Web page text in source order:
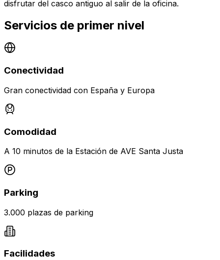
disfrutar del casco antiguo al salir de la oficina.
Servicios de primer nivel
Conectividad
Gran conectividad con España y Europa
Comodidad
A 10 minutos de la Estación de AVE Santa Justa
Parking
3.000 plazas de parking
Facilidades